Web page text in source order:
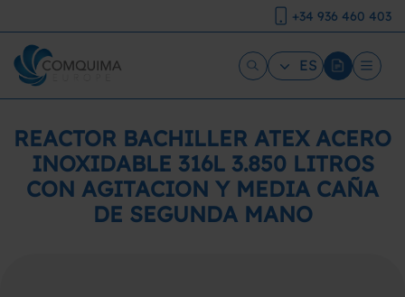
+34 936 460 403
ES
REACTOR BACHILLER ATEX ACERO
INOXIDABLE 316L 3.850 LITROS
CON AGITACION Y MEDIA CAÑA
DE SEGUNDA MANO